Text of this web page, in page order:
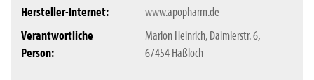
Hersteller-Internet:
www.apopharm.de
Verantwortliche
Person:
Marion Heinrich, Daimlerstr. 6,
67454 Haßloch